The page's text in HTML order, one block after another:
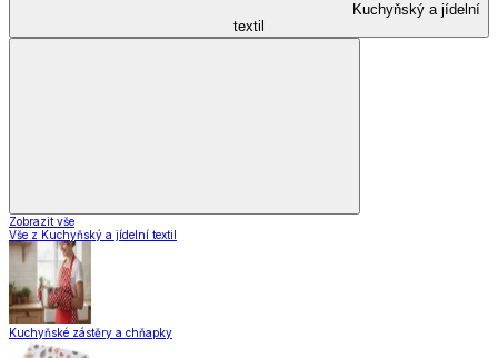
Kuchyňský a jídelní
textil
Zobrazit vše
Vše z Kuchyňský a jídelní textil
Kuchyňské zástěry a chňapky